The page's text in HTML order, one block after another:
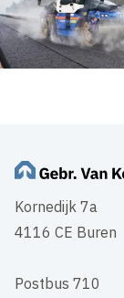
Kornedijk 7a
4116 CE Buren
Postbus 710